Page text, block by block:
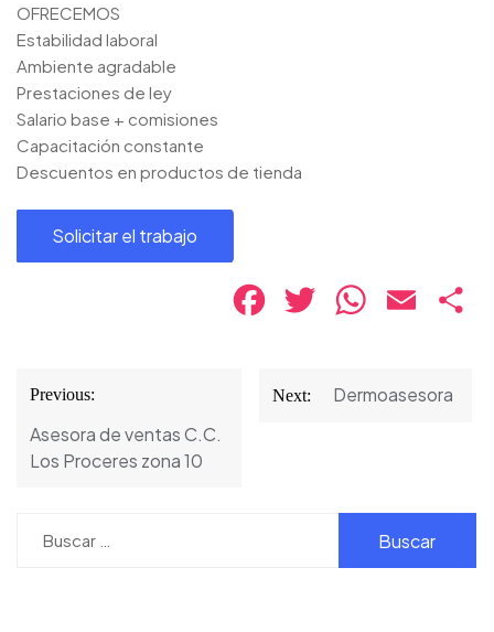
OFRECEMOS
Estabilidad laboral
Ambiente agradable
Prestaciones de ley
Salario base + comisiones
Capacitación constante
Descuentos en productos de tienda
Facebook
Twitter WhatsApp
Email
Navegación
de
entradas
Previous:
Asesora de ventas C.C.
Los Proceres zona 10
Next: Dermoasesora